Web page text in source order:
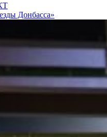
Донбасса»